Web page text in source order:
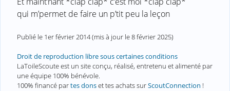
qui m’permet de faire un p’tit peu la leçon
Publié le 1er février 2014(mis à jour le8 février 2025)
Droit de reproduction libre sous certaines conditions
LaToileScoute est un site conçu, réalisé, entretenu et alimenté par
une équipe 100% bénévole.
100% financé partes donset tes achats surScoutConnection !